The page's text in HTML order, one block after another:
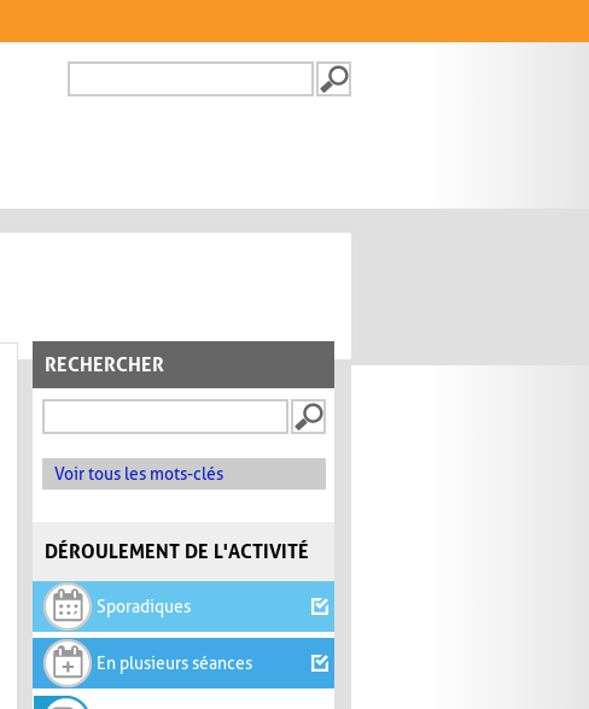
FORMULAIRE DE
RECHERCHER
Voir tous les mots-clés
DÉROULEMENT DE L'ACTIVITÉ
Sporadiques
En plusieurs séances